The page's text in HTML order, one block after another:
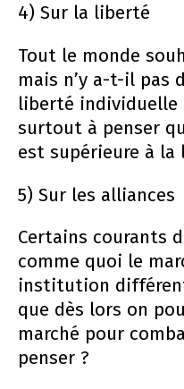
4) Sur la liberté
Tout le monde
mais n’y a-t-il pas
liberté
surtout à penser
est supérieure à
5) Sur les alliances
Certains courants
comme quoi le
institution
que dès lors on
marché pour
penser ?